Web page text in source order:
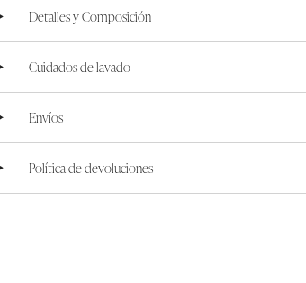
Detalles y Composición
Cuidados de lavado
Envíos
Política de devoluciones